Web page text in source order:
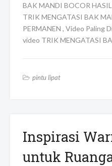
BAK MANDI BOCOR
TRIK MENGATASI BAK
PERMANEN , Video Paling
video TRIK MENGATASI
pintu lipat
Inspirasi
untuk